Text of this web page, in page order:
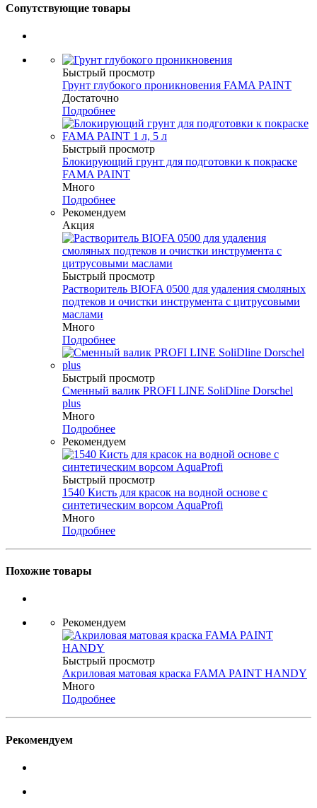
Сопутствующие товары
Быстрый просмотр
Грунт глубокого проникновения FAMA PAINT
Достаточно
Подробнее
Быстрый просмотр
Блокирующий грунт для подготовки к покраске
FAMA PAINT
Много
Подробнее
Рекомендуем
Акция
Быстрый просмотр
Растворитель BIOFA 0500 для удаления смоляных
подтеков и очистки инструмента с цитрусовыми
маслами
Много
Подробнее
Быстрый просмотр
Сменный валик PROFI LINE SoliDline Dorschel
plus
Много
Подробнее
Рекомендуем
Быстрый просмотр
1540 Кисть для красок на водной основе с
синтетическим ворсом AquaProfi
Много
Подробнее
Похожие товары
Рекомендуем
Быстрый просмотр
Акриловая матовая краска FAMA PAINT HANDY
Много
Подробнее
Рекомендуем